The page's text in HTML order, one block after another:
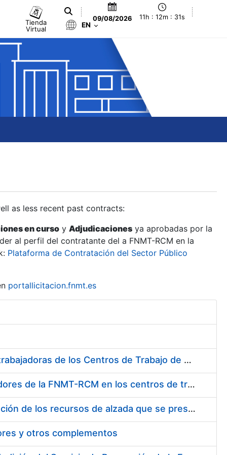
Tienda
Virtual
09/08/2026 11h : 12m : 32s
EN
as less recent past contracts:
en curso y Adjudicaciones ya aprobadas por la
al perfil del contratante del a FNMT-RCM en la
Plataforma de Contratación del Sector Público
portallicitacion.fnmt.es
Suministro de Protectores Auditivos a medida para las personas trabajadoras de los Centros de Trabajo de Madrid y Burgos
Suministro de gafas graduadas antiproyecciones para los trabajadores de la FNMT-RCM en los centros de trabajo de Madrid y Burgos
Servicios de una empresa externa para el asesoramiento y resolución de los recursos de alzada que se presentan relacionados con procesos de selección para la FNMT-RCM
y otros complementos